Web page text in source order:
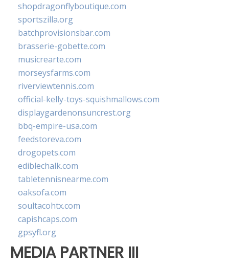
shopdragonflyboutique.com
sportszilla.org
batchprovisionsbar.com
brasserie-gobette.com
musicrearte.com
morseysfarms.com
riverviewtennis.com
official-kelly-toys-squishmallows.com
displaygardenonsuncrest.org
bbq-empire-usa.com
feedstoreva.com
drogopets.com
ediblechalk.com
tabletennisnearme.com
oaksofa.com
soultacohtx.com
capishcaps.com
gpsyfl.org
MEDIA PARTNER III